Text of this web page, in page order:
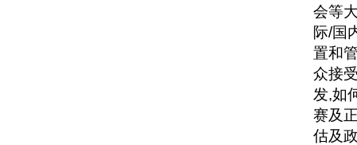
会等
际/国
置和
众接
发,如
赛及
估及